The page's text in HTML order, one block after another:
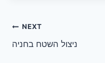
NEXT
ניצול השטח בחניה